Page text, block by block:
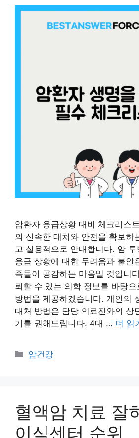
암환자 응급상황 대비 체크리스
의 신속한 대처와 안전을 확보하
고 실용적으로 안내합니다. 암
응급 상황에 대한 두려움과 불안
족들이 공감하는 마음일 것입니
뢰할 수 있는 의학 정보를 바탕
방법을 제공하겠습니다. 개인의
대처 방법은 담당 의료진와의 상
기를 권해드립니다. 4대 … 더 읽
카
암건강
혈액암 치료 잘
이식센터 순위